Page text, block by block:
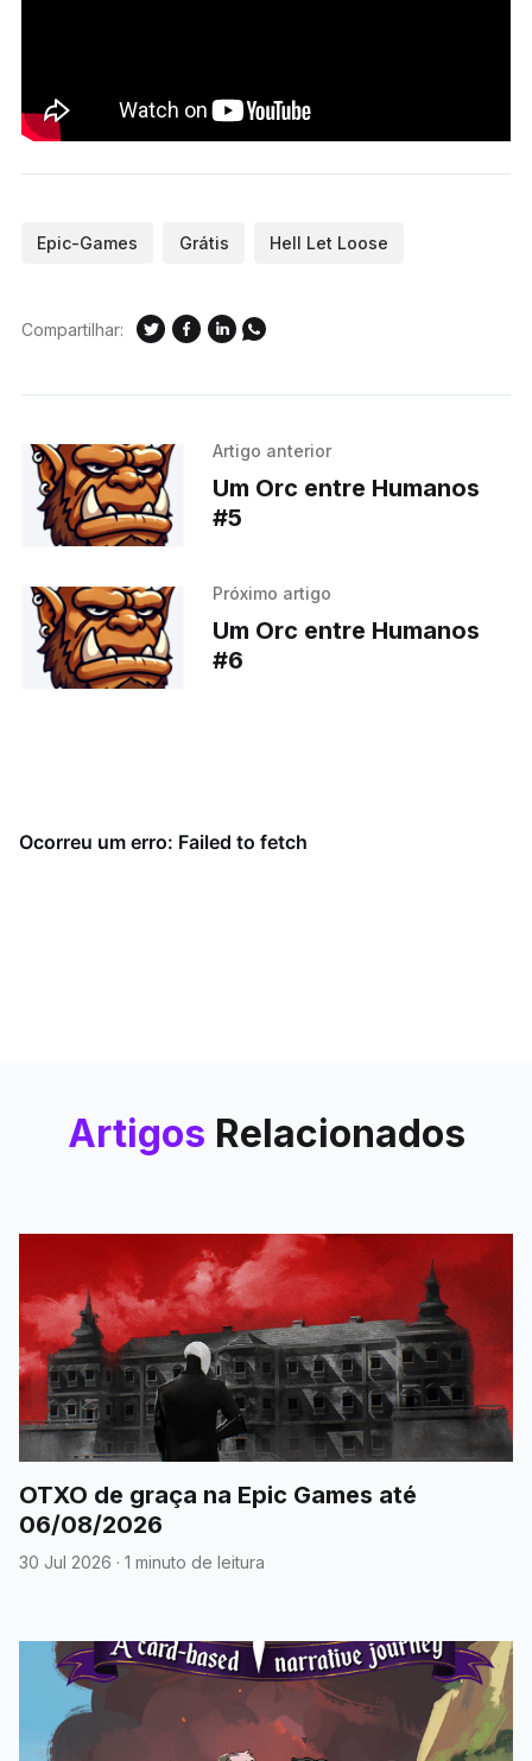
Epic-Games Grátis Hell Let Loose
Compartilhar:
Artigo anterior
Um Orc entre Humanos
#5
Próximo artigo
Um Orc entre Humanos
#6
Artigos Relacionados
OTXO de graça na Epic Games até
06/08/2026
30 Jul 2026 · 1 minuto de leitura